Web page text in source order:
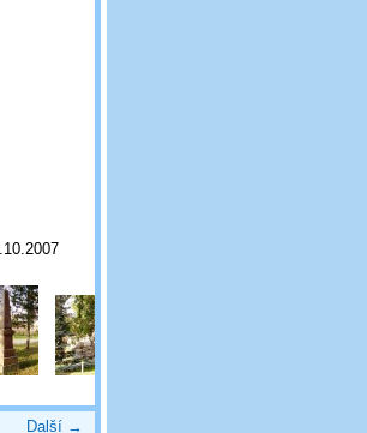
Další →